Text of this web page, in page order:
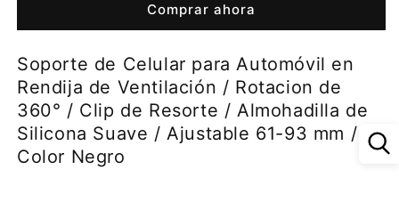
Automóvil
Rendija
de
Ventilación
/
Rotacion
de
para
Automóvil
Rendija
de
Ventilación
/
Rotacion
de
Comprar ahora
Soporte de Celular para Automóvil en
Rendija de Ventilación / Rotacion de
360° / Clip de Resorte / Almohadilla de
Silicona Suave / Ajustable 61-93 mm /
Color Negro